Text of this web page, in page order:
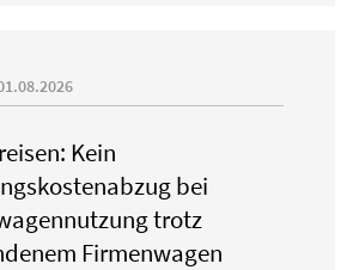
Kein
bei
trotz
Firmenwagen